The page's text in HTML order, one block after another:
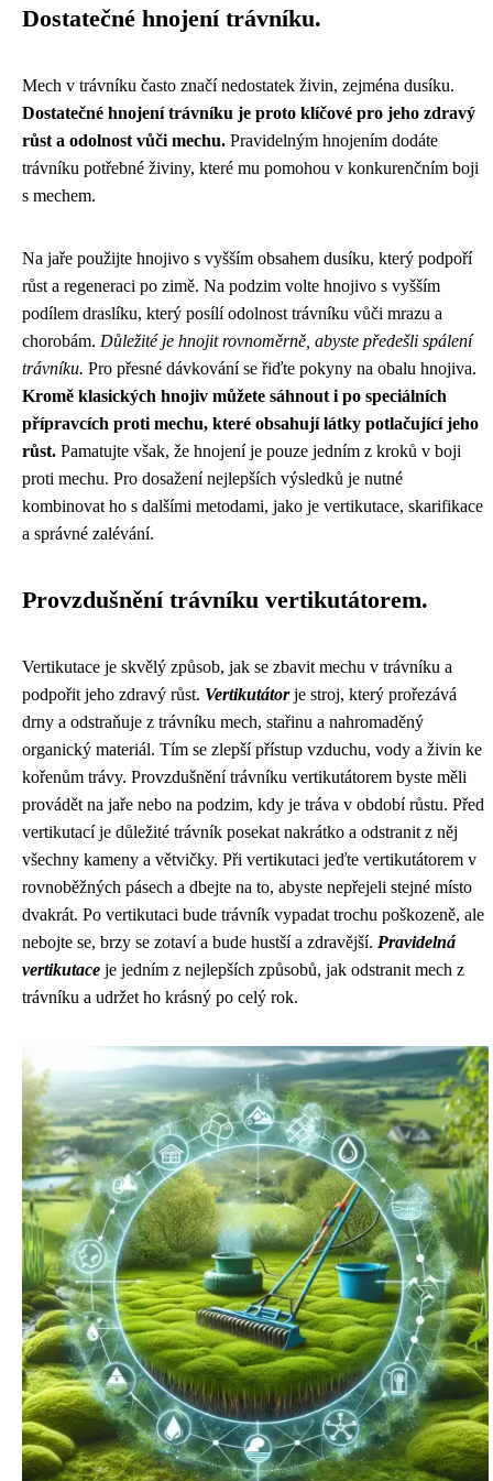
Dostatečné hnojení trávníku.
Mech v trávníku často značí nedostatek živin, zejména dusíku.
Dostatečné hnojení trávníku je proto klíčové pro jeho zdravý
růst a odolnost vůči mechu. Pravidelným hnojením dodáte
trávníku potřebné živiny, které mu pomohou v konkurenčním boji
s mechem.
Na jaře použijte hnojivo s vyšším obsahem dusíku, který podpoří
růst a regeneraci po zimě. Na podzim volte hnojivo s vyšším
podílem draslíku, který posílí odolnost trávníku vůči mrazu a
chorobám. Důležité je hnojit rovnoměrně, abyste předešli spálení
trávníku. Pro přesné dávkování se řiďte pokyny na obalu hnojiva.
Kromě klasických hnojiv můžete sáhnout i po speciálních
přípravcích proti mechu, které obsahují látky potlačující jeho
růst. Pamatujte však, že hnojení je pouze jedním z kroků v boji
proti mechu. Pro dosažení nejlepších výsledků je nutné
kombinovat ho s dalšími metodami, jako je vertikutace, skarifikace
a správné zalévání.
Provzdušnění trávníku vertikutátorem.
Vertikutace je skvělý způsob, jak se zbavit mechu v trávníku a
podpořit jeho zdravý růst. Vertikutátorje stroj, který prořezává
drny a odstraňuje z trávníku mech, stařinu a nahromaděný
organický materiál. Tím se zlepší přístup vzduchu, vody a živin ke
kořenům trávy. Provzdušnění trávníku vertikutátorem byste měli
provádět na jaře nebo na podzim, kdy je tráva v období růstu. Před
vertikutací je důležité trávník posekat nakrátko a odstranit z něj
všechny kameny a větvičky. Při vertikutaci jeďte vertikutátorem v
rovnoběžných pásech a dbejte na to, abyste nepřejeli stejné místo
dvakrát. Po vertikutaci bude trávník vypadat trochu poškozeně, ale
nebojte se, brzy se zotaví a bude hustší a zdravější. Pravidelná
vertikutace je jedním z nejlepších způsobů, jak odstranit mech z
trávníku a udržet ho krásný po celý rok.